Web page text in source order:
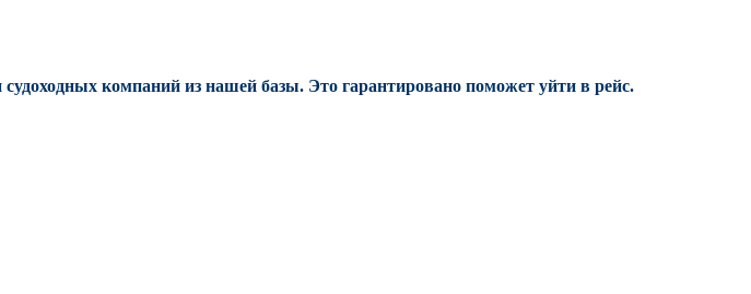
компаний из нашей базы. Это гарантировано поможет уйти в рейс.